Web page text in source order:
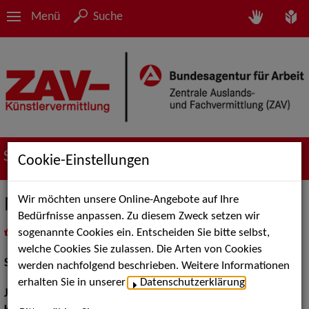
Menü Suche
Suche nach Künstler*innen
Marie Illies
als PDF speichern
inMeine Merklistelegen
Schauspiel:Bühne, Film und TV
Jahrgang:
Cookie-Einstellungen
Wir möchten unsere Online-Angebote auf Ihre
Bedürfnisse anpassen. Zu diesem Zweck setzen wir
sogenannte Cookies ein. Entscheiden Sie bitte selbst,
welche Cookies Sie zulassen. Die Arten von Cookies
werden nachfolgend beschrieben. Weitere Informationen
erhalten Sie in unserer
Datenschutzerklärung